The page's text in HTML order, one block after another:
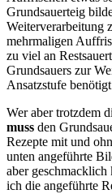
Grundsauerteig
Weiterverarbeitung
mehrmaligen
zu viel an
Grundsauers zur
Ansatzstufe
Wer aber trotzdem
muss den
Rezepte mit und
unten angeführte
aber
ich die angeführte